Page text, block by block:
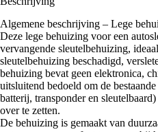
Algemene beschrijving – Lege
Deze lege behuizing voor een
vervangende sleutelbehuizing,
sleutelbehuizing beschadigd,
behuizing bevat geen elektronica,
uitsluitend bedoeld om de
batterij, transponder en
over te zetten.
De behuizing is gemaakt van